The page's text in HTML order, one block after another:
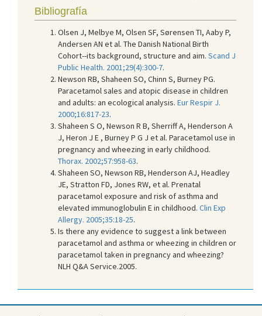
Bibliografía
Olsen J, Melbye M, Olsen SF, Sørensen TI, Aaby P,
Andersen AN et al. The Danish National Birth
Cohort--its background, structure and aim. Scand J
Public Health. 2001;29(4):300-7.
Newson RB, Shaheen SO, Chinn S, Burney PG.
Paracetamol sales and atopic disease in children
and adults: an ecological analysis. Eur Respir J.
2000;16:817-23.
Shaheen S O, Newson R B, Sherriff A, Henderson A
J, Heron J E , Burney P G J et al. Paracetamol use in
pregnancy and wheezing in early childhood.
Thorax. 2002;57:958-63.
Shaheen SO, Newson RB, Henderson AJ, Headley
JE, Stratton FD, Jones RW, et al. Prenatal
paracetamol exposure and risk of asthma and
elevated immunoglobulin E in childhood. Clin Exp
Allergy. 2005;35:18-25.
Is there any evidence to suggest a link between
paracetamol and asthma or wheezing in children or
paracetamol taken in pregnancy and wheezing?
NLH Q&A Service.2005.